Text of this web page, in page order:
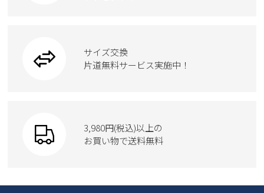
ウェア
moz
ブーツ
Parade
GAP
new balance
瞬足
トートバッグサイズ交換
片道無料サービス実施中！
3,980円(税込)以上の
お買い物で送料無料